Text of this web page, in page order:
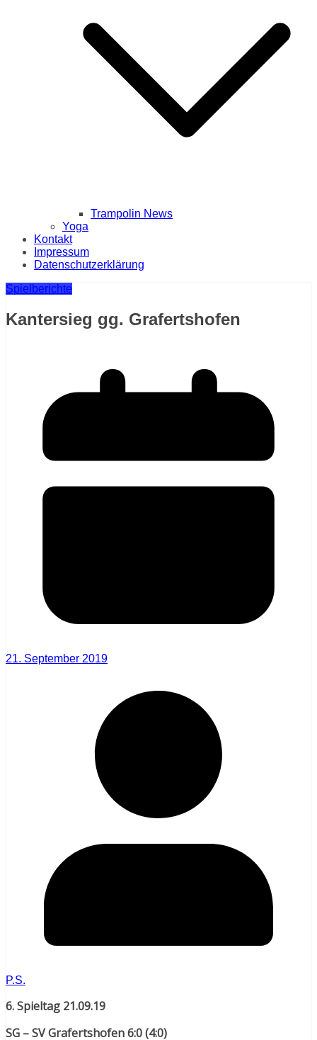
Trampolin News
Yoga
Kontakt
Impressum
Datenschutzerklärung
Spielberichte
Kantersieg gg. Grafertshofen
21. September 2019
P.S.
6. Spieltag 21.09.19
SG – SV Grafertshofen 6:0 (4:0)